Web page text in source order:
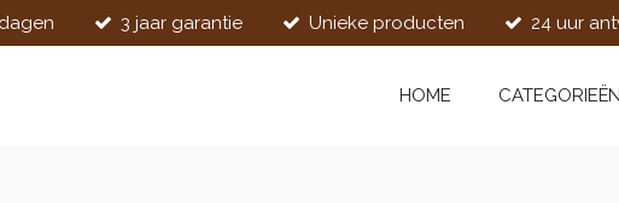
3 jaar garantie Unieke producten 24 uur
HOME CATEGORIEËN